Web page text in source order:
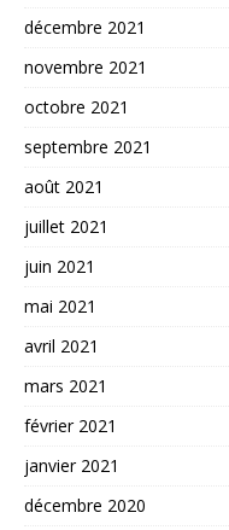
décembre 2021
novembre 2021
octobre 2021
septembre 2021
août 2021
juillet 2021
juin 2021
mai 2021
avril 2021
mars 2021
février 2021
janvier 2021
décembre 2020